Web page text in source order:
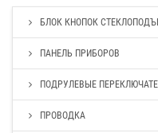
БЛОК КНОПОК
ПАНЕЛЬ ПРИБОРОВ
ПОДРУЛЕВЫЕ
ПРОВОДКА